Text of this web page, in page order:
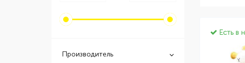
Производитель
Есть в